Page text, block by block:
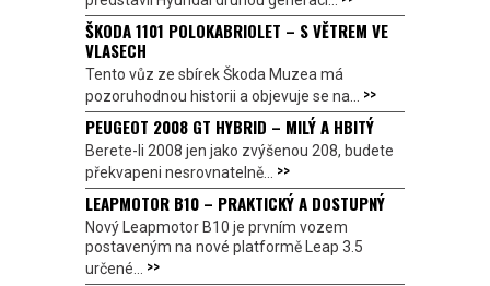
ŠKODA 1101 POLOKABRIOLET – S VĚTREM VE
VLASECH
Tento vůz ze sbírek Škoda Muzea má
pozoruhodnou historii a objevuje se na... >>
PEUGEOT 2008 GT HYBRID – MILÝ A HBITÝ
Berete-li 2008 jen jako zvýšenou 208, budete
překvapeni nesrovnatelně... >>
LEAPMOTOR B10 – PRAKTICKÝ A DOSTUPNÝ
Nový Leapmotor B10 je prvním vozem
postaveným na nové platformě Leap 3.5
určené... >>